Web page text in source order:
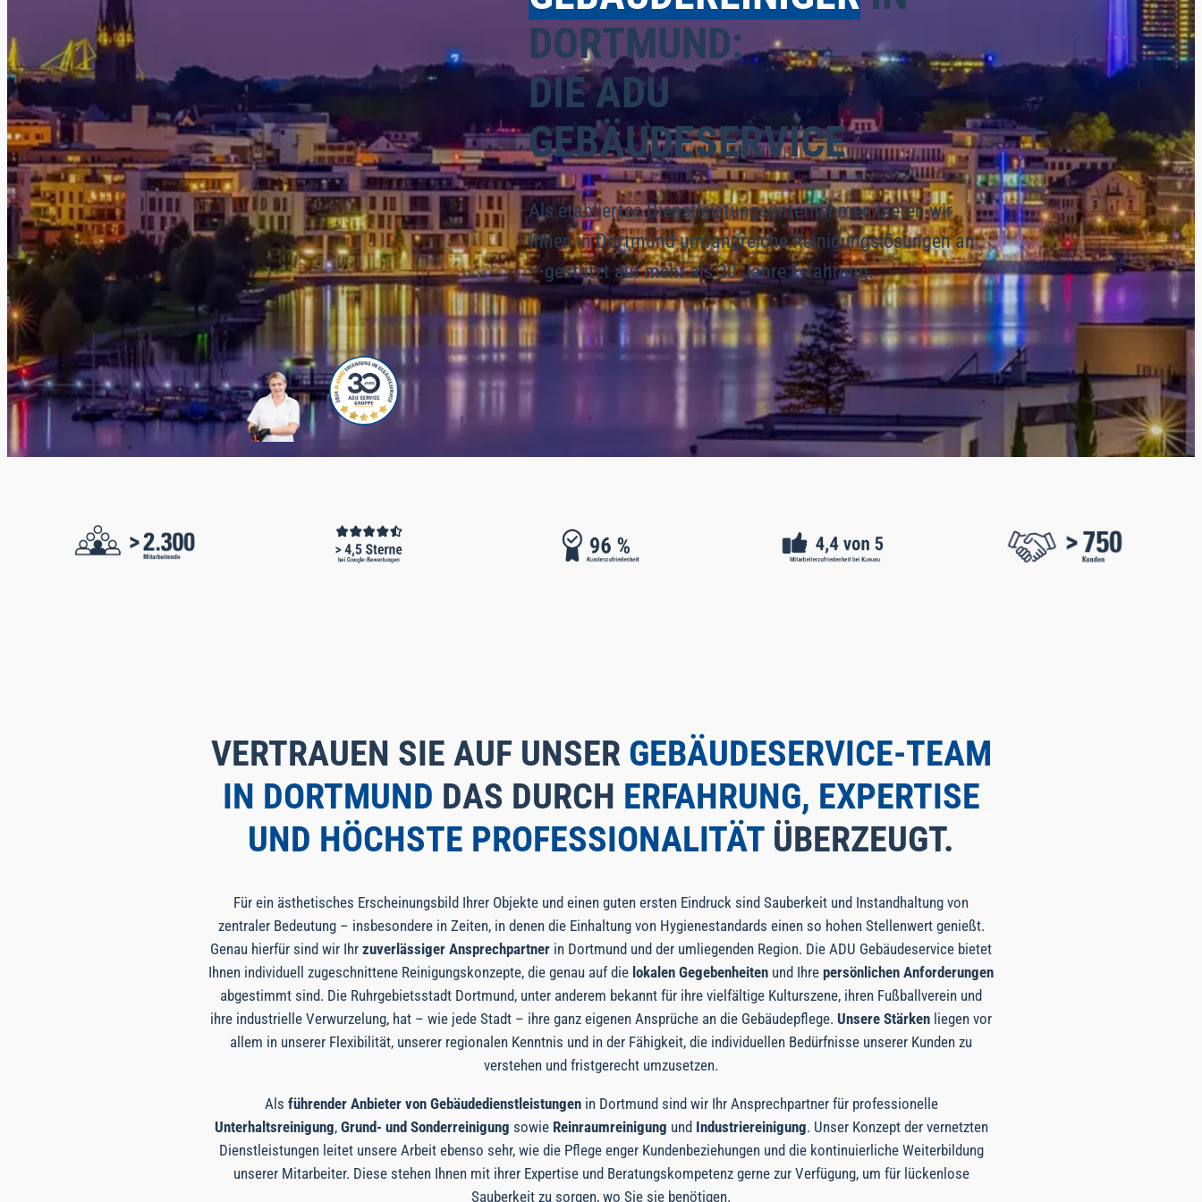
DORTMUND:
DIE ADU
GEBÄUDESERVICE
Als etabliertes Dienstleistungsunternehmen bieten wir
Ihnen in Dortmund umfangreiche Reinigungslösungen an
– gestützt auf mehr als 30 Jahre Erfahrung.
VERTRAUEN SIE AUF UNSER GEBÄUDESERVICE-TEAM
IN DORTMUND DAS DURCH ERFAHRUNG, EXPERTISE
UND HÖCHSTE PROFESSIONALITÄT ÜBERZEUGT.
Für ein ästhetisches Erscheinungsbild Ihrer Objekte und einen guten ersten Eindruck sind Sauberkeit und Instandhaltung von
zentraler Bedeutung – insbesondere in Zeiten, in denen die Einhaltung von Hygienestandards einen so hohen Stellenwert genießt.
Genau hierfür sind wir Ihr zuverlässiger Ansprechpartner in Dortmund und der umliegenden Region. Die ADU Gebäudeservice bietet
Ihnen individuell zugeschnittene Reinigungskonzepte, die genau auf die lokalen Gegebenheiten und Ihre persönlichen Anforderungen
abgestimmt sind. Die Ruhrgebietsstadt Dortmund, unter anderem bekannt für ihre vielfältige Kulturszene, ihren Fußballverein und
ihre industrielle Verwurzelung, hat – wie jede Stadt – ihre ganz eigenen Ansprüche an die Gebäudepflege. Unsere Stärken liegen vor
allem in unserer Flexibilität, unserer regionalen Kenntnis und in der Fähigkeit, die individuellen Bedürfnisse unserer Kunden zu
verstehen und fristgerecht umzusetzen.
Als führender Anbieter von Gebäudedienstleistungenin Dortmund sind wir Ihr Ansprechpartner für professionelle
Unterhaltsreinigung, Grund- und Sonderreinigung sowie Reinraumreinigung und Industriereinigung. Unser Konzept der vernetzten
Dienstleistungen leitet unsere Arbeit ebenso sehr, wie die Pflege enger Kundenbeziehungen und die kontinuierliche Weiterbildung
unserer Mitarbeiter. Diese stehen Ihnen mit ihrer Expertise und Beratungskompetenz gerne zur Verfügung, um für lückenlose
Sauberkeit zu sorgen, wo Sie sie benötigen.